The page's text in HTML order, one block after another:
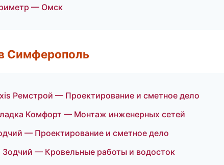
— Омск
Симферополь
Ремстрой — Проектирование и сметное дело
Комфорт — Монтаж инженерных сетей
— Проектирование и сметное дело
— Кровельные работы и водосток